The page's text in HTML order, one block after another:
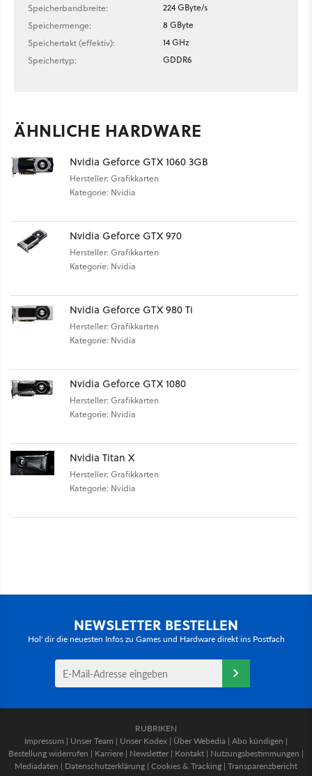
Speicherbandbreite:
224 GByte/s
Speichermenge:
8 GByte
Speichertakt (effektiv):
14 GHz
Speichertyp:
GDDR6
ÄHNLICHE HARDWARE
Nvidia Geforce GTX 1060 3GB
Hersteller: Grafikkarten
Kategorie: Nvidia
Nvidia Geforce GTX 970
Hersteller: Grafikkarten
Kategorie: Nvidia
Nvidia Geforce GTX 980 Ti
Hersteller: Grafikkarten
Kategorie: Nvidia
Nvidia Geforce GTX 1080
Hersteller: Grafikkarten
Kategorie: Nvidia
Nvidia Titan X
Hersteller: Grafikkarten
Kategorie: Nvidia
NEWSLETTER BESTELLEN
Hol' dir die neuesten Infos zu Games und Hardware direkt ins Postfach
RUBRIKEN
Impressum | Unser Team | Unser Kodex | Über Webedia | Abo kündigen |
Bestellung widerrufen | Karriere | Newsletter | Kontakt | Nutzungsbestimmungen |
Mediadaten | Datenschutzerklärung | Cookies & Tracking | Transparenzbericht